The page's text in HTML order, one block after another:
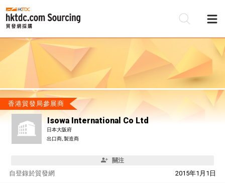
香港貿發局參展商
Isowa International Co Ltd
日本大阪府
出口商, 製造商
關注
自 2015年1月1日
登錄於貿發網